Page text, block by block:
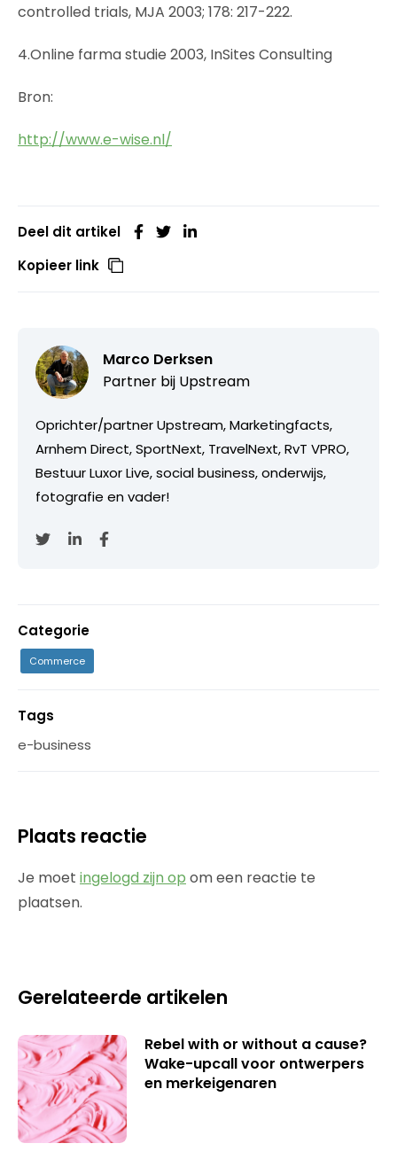
controlled trials, MJA 2003; 178: 217-222.
4.Online farma studie 2003, InSites Consulting
Bron:
http://www.e-wise.nl/
Deel dit artikel
Kopieer link
Marco Derksen
Partner bij Upstream
Oprichter/partner Upstream, Marketingfacts,
Arnhem Direct, SportNext, TravelNext, RvT VPRO,
Bestuur Luxor Live, social business, onderwijs,
fotografie en vader!
Categorie
Commerce
Tags
e-business
Plaats reactie
Je moet ingelogd zijn op om een reactie te
plaatsen.
Gerelateerde artikelen
Rebel with or without a cause?
Wake-upcall voor ontwerpers
en merkeigenaren